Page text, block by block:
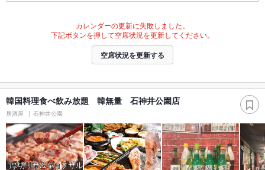
カレンダーの更新に失敗しました。
下記ボタンを押して空席状況を更新してください。
空席状況を更新する
韓国料理食べ飲み放題 韓無量 石神井公園店
居酒屋 石神井公園